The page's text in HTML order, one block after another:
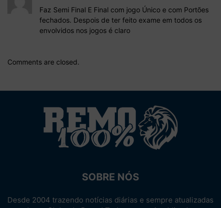
Faz Semi Final E Final com jogo Único e com Portões
fechados. Despois de ter feito exame em todos os
envolvidos nos jogos é claro
Comments are closed.
SOBRE NÓS
Desde 2004 trazendo notícias diárias e sempre atualizadas